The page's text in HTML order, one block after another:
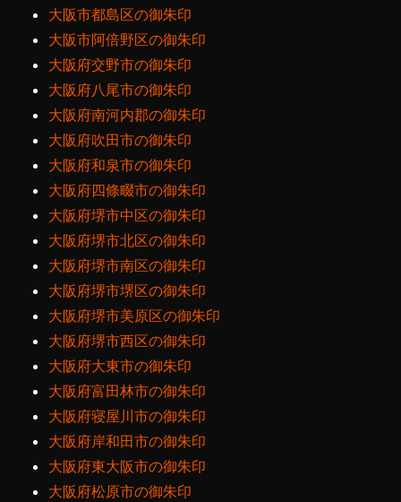
大阪市都島区の御朱印
大阪市阿倍野区の御朱印
大阪府交野市の御朱印
大阪府八尾市の御朱印
大阪府南河内郡の御朱印
大阪府吹田市の御朱印
大阪府和泉市の御朱印
大阪府四條畷市の御朱印
大阪府堺市中区の御朱印
大阪府堺市北区の御朱印
大阪府堺市南区の御朱印
大阪府堺市堺区の御朱印
大阪府堺市美原区の御朱印
大阪府堺市西区の御朱印
大阪府大東市の御朱印
大阪府富田林市の御朱印
大阪府寝屋川市の御朱印
大阪府岸和田市の御朱印
大阪府東大阪市の御朱印
大阪府松原市の御朱印